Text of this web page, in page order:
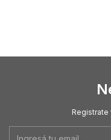
Registrate